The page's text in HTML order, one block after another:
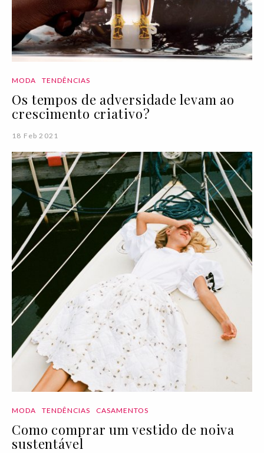
MODA TENDÊNCIAS
Os tempos de adversidade levam ao
crescimento criativo?
18 Feb 2021
MODA TENDÊNCIAS CASAMENTOS
Como comprar um vestido de noiva
sustentável